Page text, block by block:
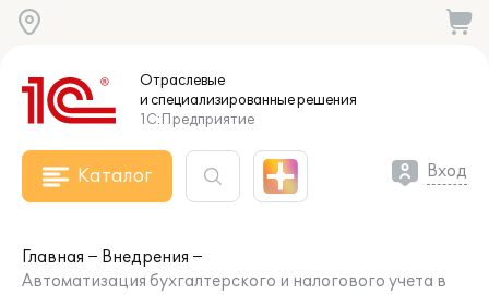
Отраслевые
и специализированныерешения
1С:Предприятие
Каталог Вход
Главная
Внедрения
Автоматизация бухгалтерского и налогового учета в